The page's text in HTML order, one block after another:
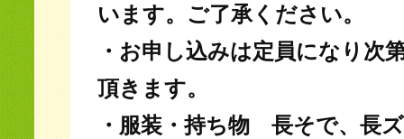
います。ご了承ください。
・お申し込みは定員になり次
頂きます。
・服装・持ち物 長そで、長